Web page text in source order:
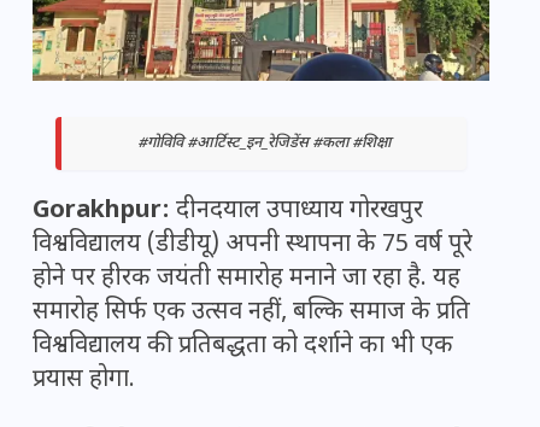
#गोविवि #आर्टिस्ट_इन_रेजिडेंस #कला #शिक्षा
Gorakhpur: दीनदयाल उपाध्याय गोरखपुर
विश्वविद्यालय (डीडीयू) अपनी स्थापना के 75 वर्ष पूरे
होने पर हीरक जयंती समारोह मनाने जा रहा है. यह
समारोह सिर्फ एक उत्सव नहीं, बल्कि समाज के प्रति
विश्वविद्यालय की प्रतिबद्धता को दर्शाने का भी एक
प्रयास होगा.